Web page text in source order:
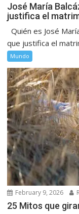
José María
justifica el
Quién es José
que justifica el
Mundo
February 9, 2026
25 Mitos que